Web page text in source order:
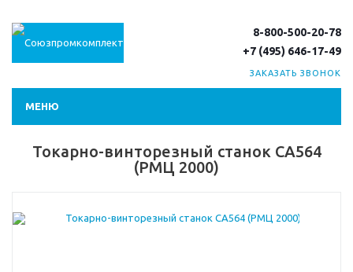
8-800-500-20-78
+7 (495) 646-17-49
ЗАКАЗАТЬ ЗВОНОК
МЕНЮ
Токарно-винторезный станок СА564
(РМЦ 2000)